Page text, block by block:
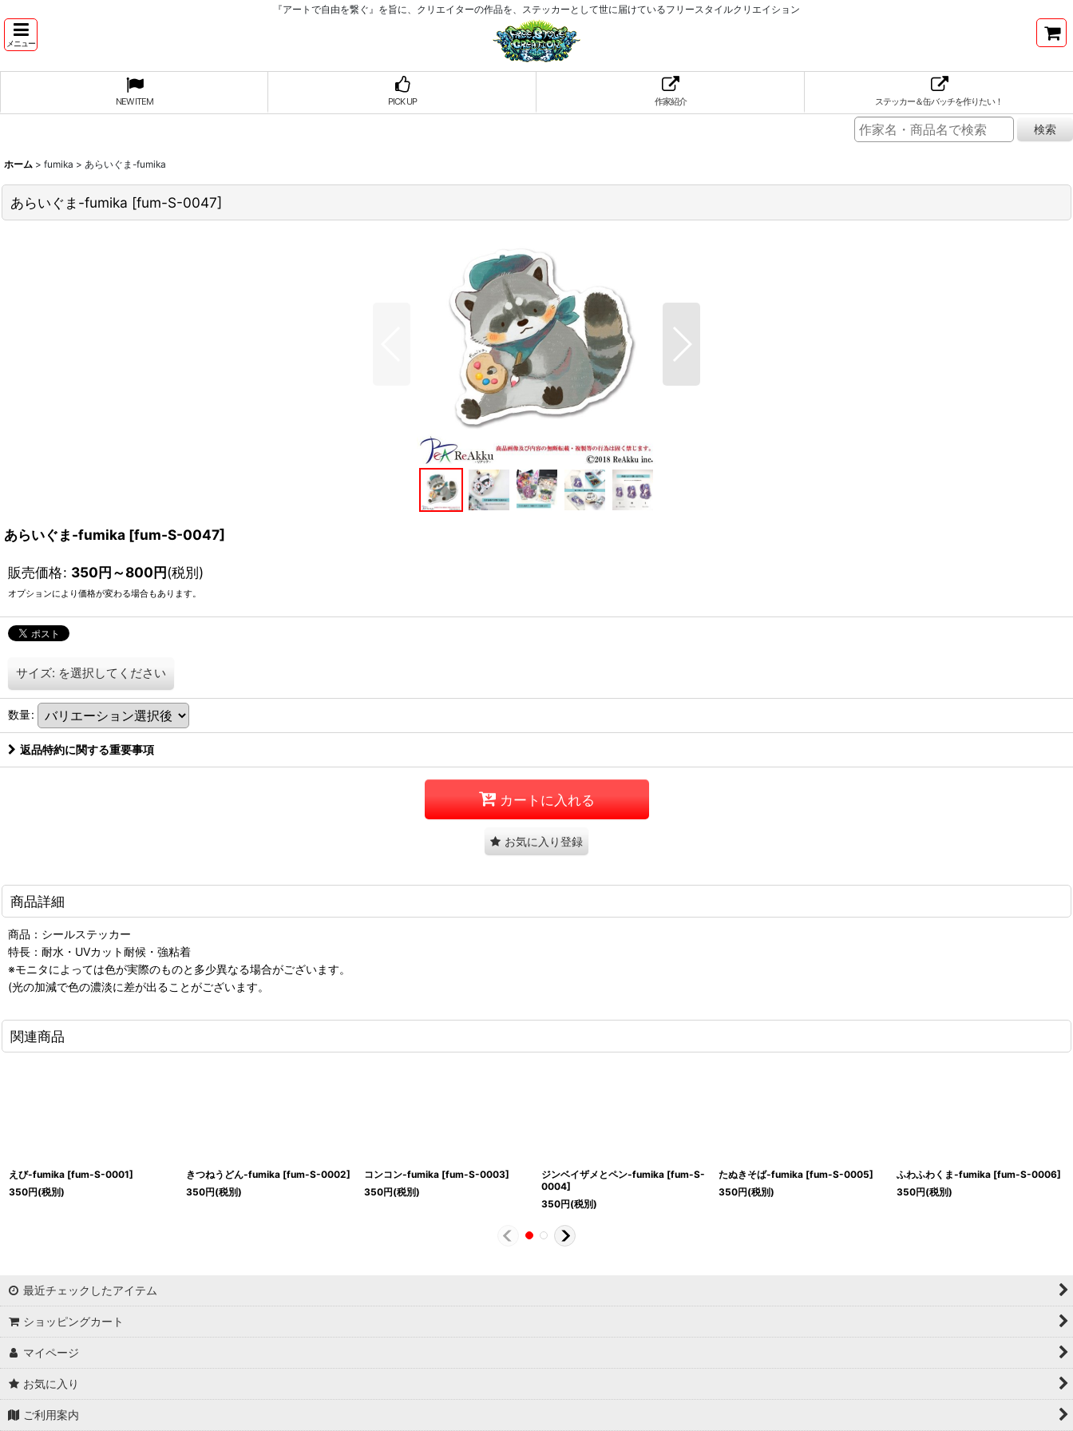
『アートで自由を繋ぐ』を旨に、クリエイターの作品を、ステッカーとして世に届けているフリースタイルクリエイション
メニュー
NEW ITEM PICK UP 作家紹介 ステッカー＆缶バッチを作りたい！
ホーム > fumika > あらいぐま-fumika
あらいぐま-fumika [fum-S-0047]
あらいぐま-fumika [fum-S-0047]
販売価格: 350円～800円(税別)
オプションにより価格が変わる場合もあります。
サイズ: を選択してください
数量:
返品特約に関する重要事項
カートに入れる
お気に入り登録
商品詳細
商品：シールステッカー
特長：耐水・UVカット耐候・強粘着
※モニタによっては色が実際のものと多少異なる場合がございます。
(光の加減で色の濃淡に差が出ることがございます。
関連商品
えび-fumika [fum-S-0001]
350円(税別)
きつねうどん-fumika [fum-S-0002]
350円(税別)
コンコン-fumika [fum-S-0003]
350円(税別)
ジンベイザメとペン-fumika [fum-S-
0004]
350円(税別)
たぬきそば-fumika [fum-S-0005]
350円(税別)
ふわふわくま-fumika [fum-S-0006]
350円(税別)
最近チェックしたアイテム
ショッピングカート
マイページ
お気に入り
ご利用案内